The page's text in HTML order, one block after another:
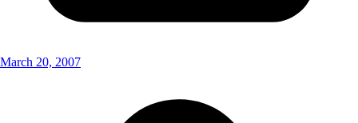
March 20, 2007